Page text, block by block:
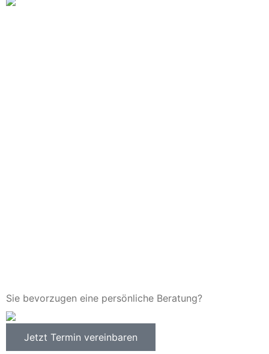
Sie bevorzugen eine persönliche Beratung?
Jetzt Termin vereinbaren